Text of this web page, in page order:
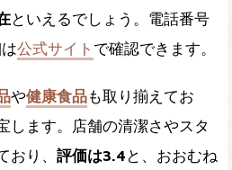
といえるでしょう。電話番号
公式サイト で確認できます。
や健康食品も取り揃えてお
します。店舗の清潔さやスタ
おり、 評価は3.4 と、おおむね